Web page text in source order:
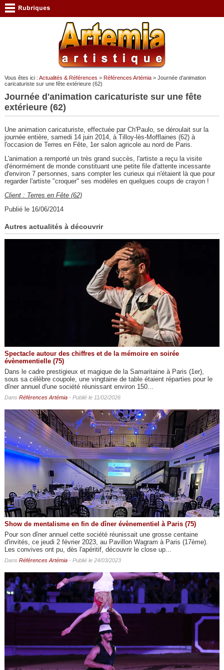
Vous êtes ici : Actualités & Références > Références Artémia> Journée d'animation
caricaturiste sur une fête extérieure (62)
Journée d'animation caricaturiste sur une fête
extérieure (62)
Une animation caricaturiste, effectuée par Ch'Paulo, se déroulait sur la
journée entière, samedi 14 juin 2014, à Tilloy-lès-Mofflaines (62) à
l'occasion de Terres en Fête, 1er salon agricole au nord de Paris.
L'animation a remporté un très grand succès, l'artiste a reçu la visite
d'énormément de monde constituant une petite file d'attente incessante
d'environ 7 personnes, sans compter les curieux qui n'étaient là que pour
regarder l'artiste "croquer" ses modèles en quelques coups de crayon !
Client : Terres en Fête (62)
Publié le 16/06/2014
Autres actualités à découvrir
Spectacle autour des chiffres et de la mémoire en soirée
évènementielle (75)
Dans le cadre prestigieux et magique de la Samaritaine à Paris (1er),
sous sa célèbre coupole, une vingtaine de table étaient réparties pour le
dîner annuel d'une société réunissant environ 150...
Dans Références Artémia- Publié le 11/02/2026
Show de mentalisme en fin de dîner évènementiel à Paris (75)
Pour son dîner annuel cette société réunissait une grosse centaine
d'invités, ce jeudi 2 février 2023, au Pavillon Wagram à Paris (17ème).
Les convives ont pu, dès l'apéritif, découvrir le close up...
Dans Références Artémia- Publié le 24/03/2023